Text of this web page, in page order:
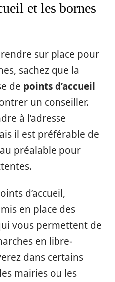
et les bornes
sur place pour
sachez que la
de points d’accueil
un conseiller.
à l’adresse
il est préférable de
préalable pour
d’accueil,
en place des
vous permettent de
en libre-
dans certains
mairies ou les